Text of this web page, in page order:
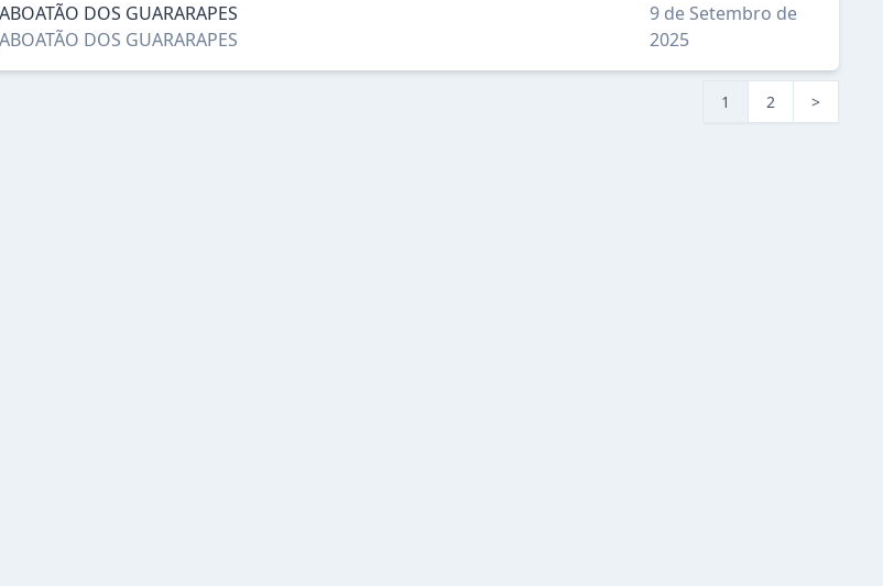
DOS GUARARAPES
DOS GUARARAPES
9 de Setembro de
2025
1 2 >